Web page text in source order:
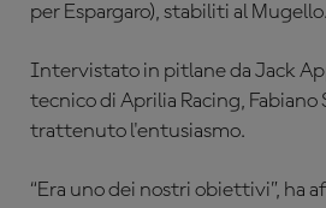
per Espargaro), stabiliti al Mugello.
Intervistato in pitlane da Jack
tecnico di Aprilia Racing, Fabiano
trattenuto l'entusiasmo.
“Era uno dei nostri obiettivi”, ha